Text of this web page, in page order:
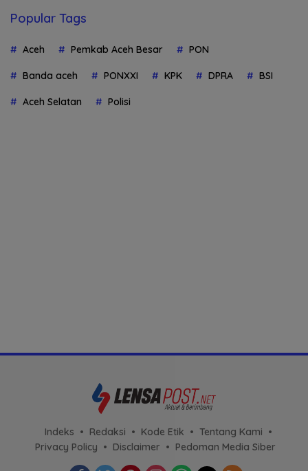
Popular Tags
Aceh Pemkab Aceh Besar PON
Banda aceh PONXXI KPK DPRA BSI
Aceh Selatan Polisi
Indeks Redaksi Kode Etik
Tentang Kami
Privacy Policy
Disclaimer Pedoman Media Siber